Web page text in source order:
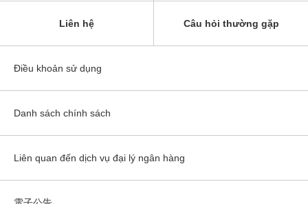
Liên hệ Câu hỏi thường gặp
Điều khoản sử dụng
Danh sách chính sách
Liên quan đến dịch vụ đại lý ngân hàng